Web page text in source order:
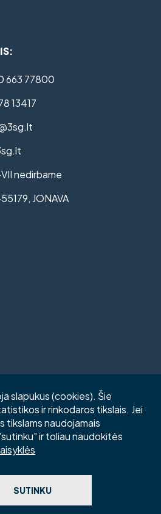
663 77800
13417
nedirbame
JONAVA
SprendimasItbrolis.lt
slapukus (cookies). Šie
ir rinkodaros tikslais. Jei
tikslams naudojamais
ir toliau naudokitės
SUTINKU